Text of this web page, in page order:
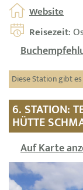
Website
Reisezeit:
Diese Station gibt
6. STATION:
HÜTTE
Auf Karte